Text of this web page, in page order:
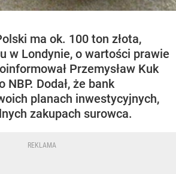
ma ok. 100 ton złota,
w Londynie, o wartości prawie
Przemysław Kuk
Dodał, że bank
planach inwestycyjnych,
zakupach surowca.